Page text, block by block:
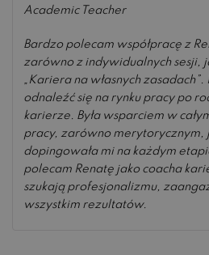
Academic Teacher
Bardzo polecam współpracę z
zarówno z indywidualnych sesji,
„Kariera na własnych
odnaleźć się na rynku pracy po
karierze. Była wsparciem w
pracy, zarówno merytorycznym,
dopingowała mi na każdym
polecam Renatę jako coacha
szukają profesjonalizmu,
wszystkim rezultatów.